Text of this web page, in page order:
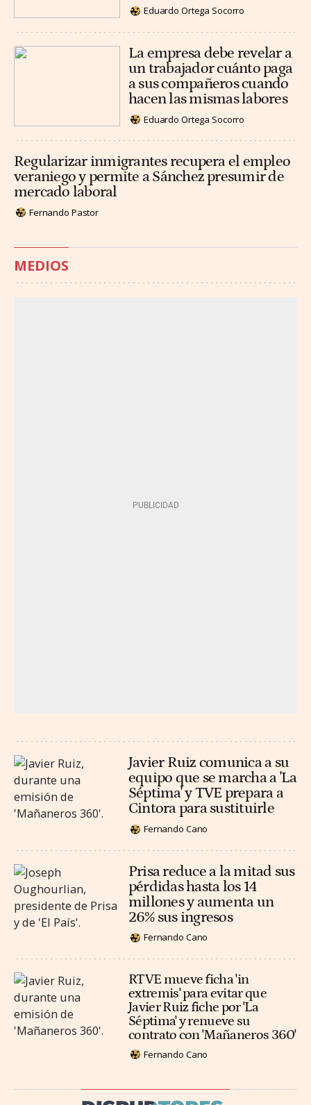
Eduardo Ortega Socorro
La empresa debe revelar a
un trabajador cuánto paga
a sus compañeros cuando
hacen las mismas labores
Eduardo Ortega Socorro
Regularizar inmigrantes recupera el empleo
veraniego y permite a Sánchez presumir de
mercado laboral
Fernando Pastor
MEDIOS
Javier Ruiz comunica a su
equipo que se marcha a 'La
Séptima' y TVE prepara a
Cintora para sustituirle
Fernando Cano
Prisa reduce a la mitad sus
pérdidas hasta los 14
millones y aumenta un
26% sus ingresos
Fernando Cano
RTVE mueve ficha 'in
extremis' para evitar que
Javier Ruiz fiche por 'La
Séptima' y renueve su
contrato con 'Mañaneros 360'
Fernando Cano